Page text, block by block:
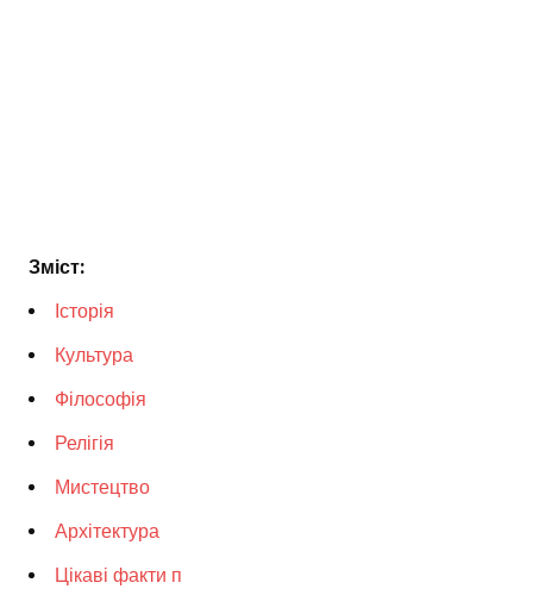
Зміст:
Історія
Культура
Філософія
Релігія
Мистецтво
Архітектура
Цікаві факти п